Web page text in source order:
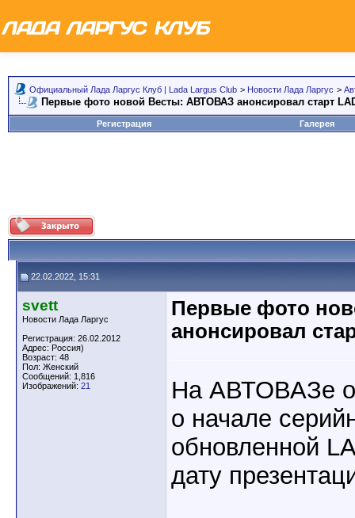
Официальный Лада Ларгус Клуб | Lada Largus Club > Новости Лада Ларгус >
Первые фото новой Весты: АВТОВАЗ анонсировал старт
Регистрация Галерея
22.02.2022, 15:31
svett
Новости Лада Ларгус
Регистрация: 26.02.2012
Адрес: Россия)
Возраст: 48
Пол: Женский
Сообщений: 1,816
Изображений: 21
Первые фото
анонсировал
На АВТОВАЗе
о начале
обновленной
дату